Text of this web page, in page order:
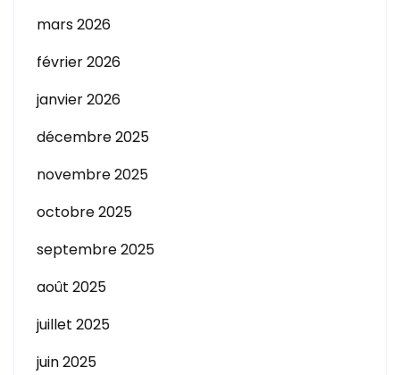
mars 2026
février 2026
janvier 2026
décembre 2025
novembre 2025
octobre 2025
septembre 2025
août 2025
juillet 2025
juin 2025